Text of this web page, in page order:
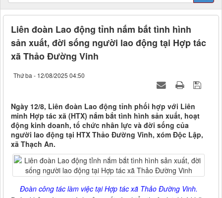
Liên đoàn Lao động tỉnh nắm bắt tình hình
sản xuất, đời sống người lao động tại Hợp tác
xã Thảo Đường Vinh
Thứ ba - 12/08/2025 04:50
Ngày 12/8, Liên đoàn Lao động tỉnh phối hợp với Liên
minh Hợp tác xã (HTX) nắm bắt tình hình sản xuất, hoạt
động kinh doanh, tổ chức nhân lực và đời sống của
người lao động tại HTX Thảo Đường Vinh, xóm Độc Lập,
xã Thạch An.
Đoàn công tác làm việc tại Hợp tác xã Thảo Đường Vinh.